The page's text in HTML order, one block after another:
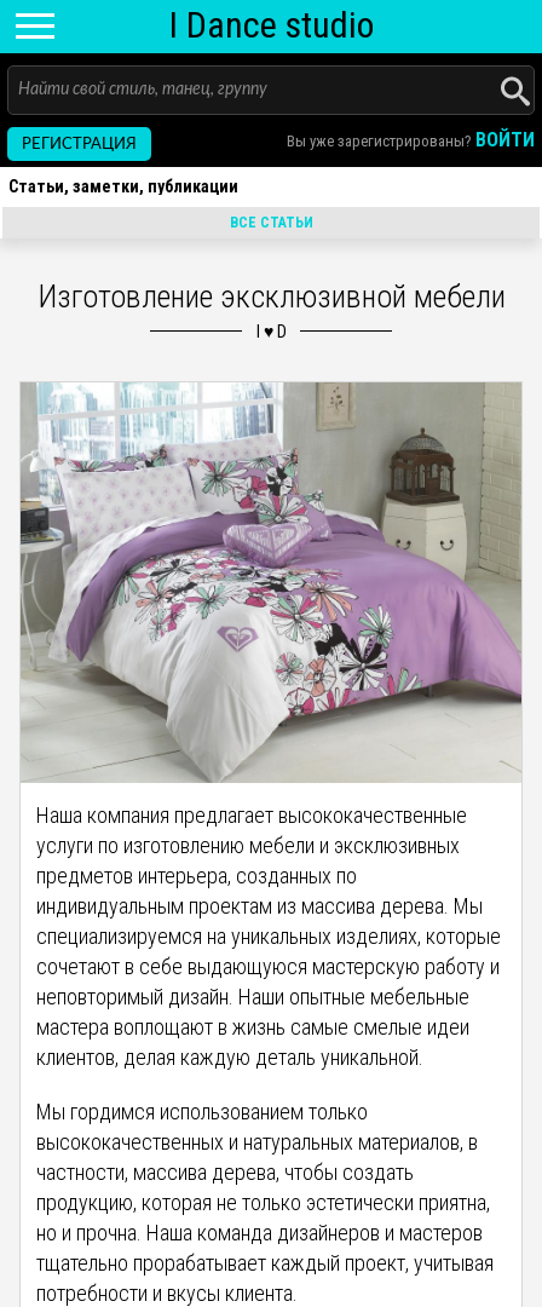
I Dance studio
Вы уже зарегистрированы? ВОЙТИ
РЕГИСТРАЦИЯ
Статьи, заметки, публикации
ВСЕ СТАТЬИ
Изготовление эксклюзивной мебели
Наша компания предлагает высококачественные
услуги по изготовлению мебели и эксклюзивных
предметов интерьера, созданных по
индивидуальным проектам из массива дерева. Мы
специализируемся на уникальных изделиях, которые
сочетают в себе выдающуюся мастерскую работу и
неповторимый дизайн. Наши опытные мебельные
мастера воплощают в жизнь самые смелые идеи
клиентов, делая каждую деталь уникальной.
Мы гордимся использованием только
высококачественных и натуральных материалов, в
частности, массива дерева, чтобы создать
продукцию, которая не только эстетически приятна,
но и прочна. Наша команда дизайнеров и мастеров
тщательно прорабатывает каждый проект, учитывая
потребности и вкусы клиента.